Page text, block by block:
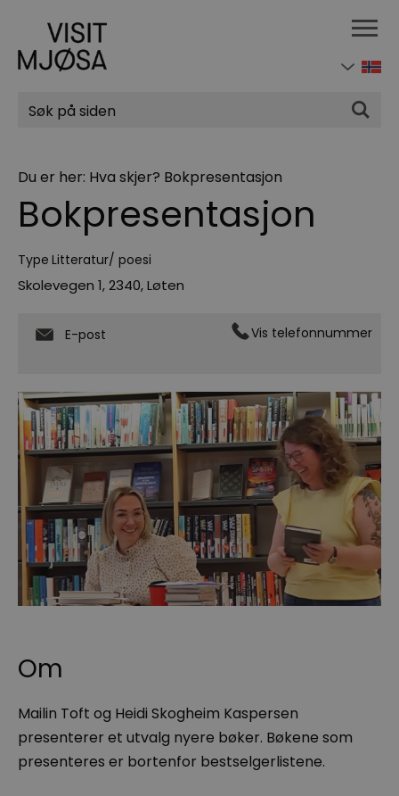
Søk
Du er her: Hva skjer? Bokpresentasjon
Bokpresentasjon
Type Litteratur/ poesi
Skolevegen 1,2340,Løten
E-post Vis telefonnummer
Om
Mailin Toft og Heidi Skogheim Kaspersen
presenterer et utvalg nyere bøker. Bøkene som
presenteres er bortenfor bestselgerlistene.